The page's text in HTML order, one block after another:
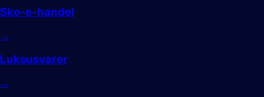
Sko-e-handel
→
Luksusvarer
→